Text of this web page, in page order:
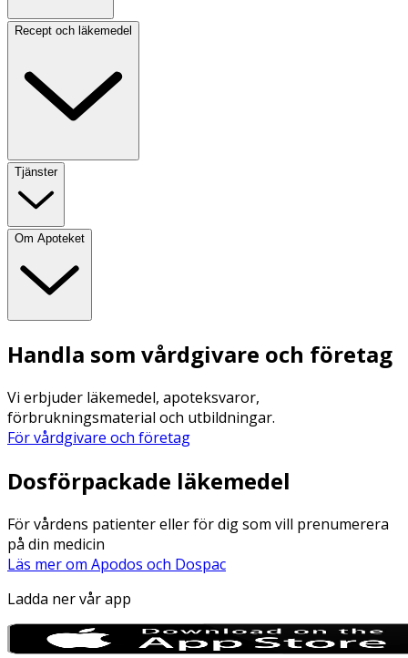
Recept och läkemedel
Tjänster
Om Apoteket
Handla som vårdgivare och företag
Vi erbjuder läkemedel, apoteksvaror,
förbrukningsmaterial och utbildningar.
För vårdgivare och företag
Dosförpackade läkemedel
För vårdens patienter eller för dig som vill prenumerera
på din medicin
Läs mer om Apodos och Dospac
Ladda ner vår app